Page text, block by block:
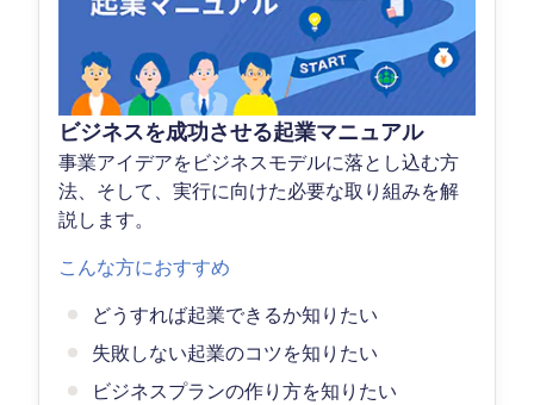
ビジネスを成功させる起業マニュアル
事業アイデアをビジネスモデルに落とし込む方
法、そして、実行に向けた必要な取り組みを解
説します。
こんな方におすすめ
どうすれば起業できるか知りたい
失敗しない起業のコツを知りたい
ビジネスプランの作り方を知りたい